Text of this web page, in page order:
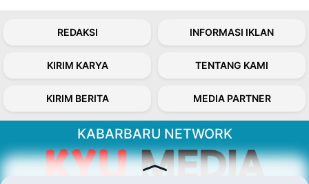
REDAKSI INFORMASI IKLAN
KIRIM KARYA TENTANG KAMI
KIRIM BERITA MEDIA PARTNER
KABARBARU NETWORK